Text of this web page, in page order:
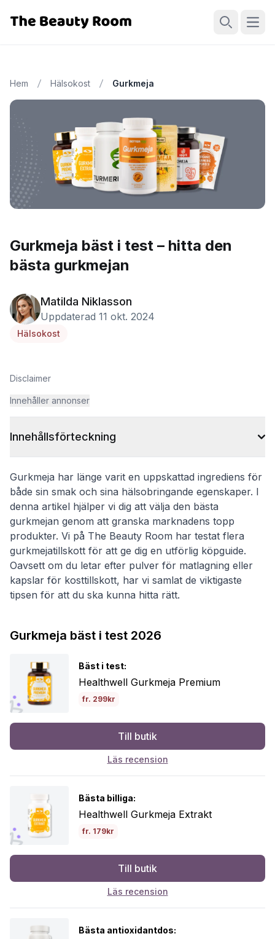
Hem Hälsokost Gurkmeja
Gurkmeja bäst i test – hitta den
bästa gurkmejan
Matilda Niklasson
Uppdaterad 11 okt. 2024
Hälsokost
Disclaimer
Innehåller annonser
Innehållsförteckning
Gurkmeja har länge varit en uppskattad ingrediens för
både sin smak och sina hälsobringande egenskaper. I
denna artikel hjälper vi dig att välja den bästa
gurkmejan genom att granska marknadens topp
produkter. Vi på The Beauty Room har testat flera
gurkmejatillskott för att ge dig en utförlig köpguide.
Oavsett om du letar efter pulver för matlagning eller
kapslar för kosttillskott, har vi samlat de viktigaste
tipsen för att du ska kunna hitta rätt.
Gurkmeja bäst i test 2026
Bäst i test:
Healthwell Gurkmeja Premium
fr. 299kr
Till butik
Läs recension
Bästa billiga:
Healthwell Gurkmeja Extrakt
fr. 179kr
Till butik
Läs recension
Bästa antioxidantdos: